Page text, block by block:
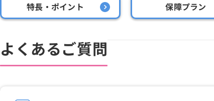
特長・ポイント 保障プラン
よくあるご質問